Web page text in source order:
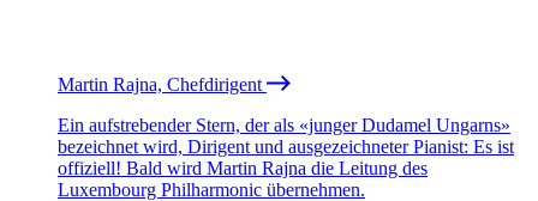
Martin Rajna, Chefdirigent
Ein aufstrebender Stern, der als «junger Dudamel Ungarns»
bezeichnet wird, Dirigent und ausgezeichneter Pianist: Es ist
offiziell! Bald wird Martin Rajna die Leitung des
Luxembourg Philharmonic übernehmen.